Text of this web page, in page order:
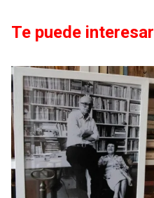
Te puede interesar